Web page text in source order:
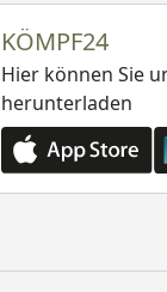
KÖMPF24
Hier können Sie
herunterladen